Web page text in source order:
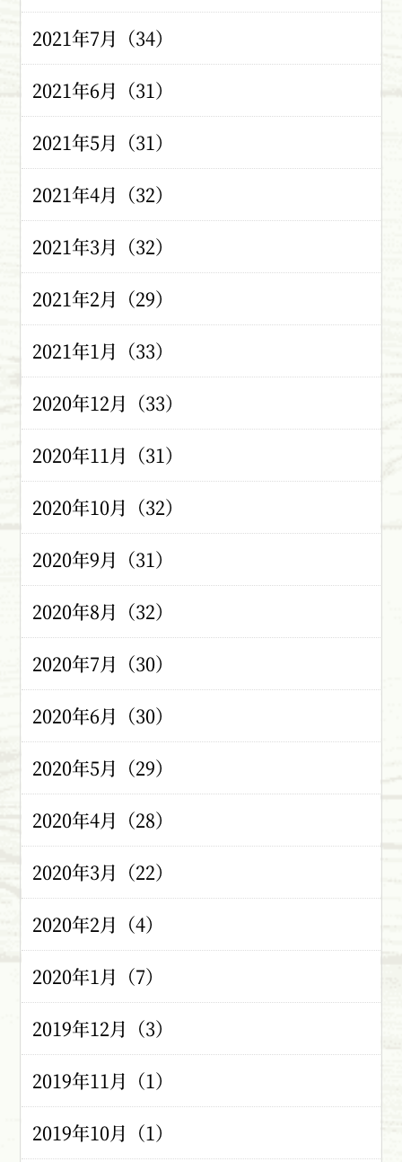
2021年7月（34）
2021年6月（31）
2021年5月（31）
2021年4月（32）
2021年3月（32）
2021年2月（29）
2021年1月（33）
2020年12月（33）
2020年11月（31）
2020年10月（32）
2020年9月（31）
2020年8月（32）
2020年7月（30）
2020年6月（30）
2020年5月（29）
2020年4月（28）
2020年3月（22）
2020年2月（4）
2020年1月（7）
2019年12月（3）
2019年11月（1）
2019年10月（1）